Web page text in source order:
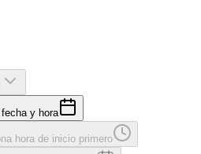
fecha y hora
hora de inicio primero